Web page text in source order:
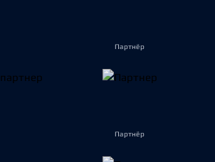
Партнёр
Партнёр